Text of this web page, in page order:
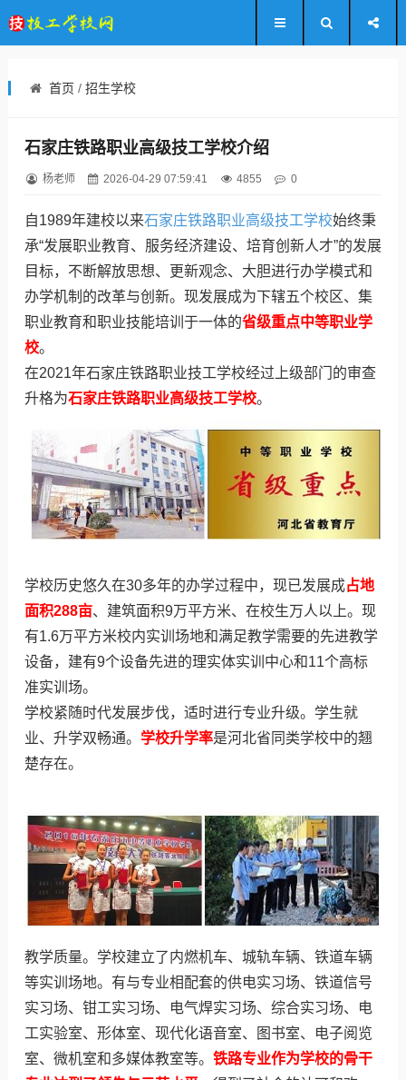
首页 / 招生学校
石家庄铁路职业高级技工学校介绍
杨老师 2026-04-29 07:59:41 4855 0
自1989年建校以来石家庄铁路职业高级技工学校始终秉
承“发展职业教育、服务经济建设、培育创新人才”的发展
目标，不断解放思想、更新观念、大胆进行办学模式和
办学机制的改革与创新。现发展成为下辖五个校区、集
职业教育和职业技能培训于一体的省级重点中等职业学
校。
在2021年石家庄铁路职业技工学校经过上级部门的审查
升格为石家庄铁路职业高级技工学校。
学校历史悠久在30多年的办学过程中，现已发展成占地
面积288亩、建筑面积9万平方米、在校生万人以上。现
有1.6万平方米校内实训场地和满足教学需要的先进教学
设备，建有9个设备先进的理实体实训中心和11个高标
准实训场。
学校紧随时代发展步伐，适时进行专业升级。学生就
业、升学双畅通。 学校升学率是河北省同类学校中的翘
楚存在。
教学质量。学校建立了内燃机车、城轨车辆、铁道车辆
等实训场地。有与专业相配套的供电实习场、铁道信号
实习场、钳工实习场、电气焊实习场、综合实习场、电
工实验室、形体室、现代化语音室、图书室、电子阅览
室、微机室和多媒体教室等。 铁路专业作为学校的骨干